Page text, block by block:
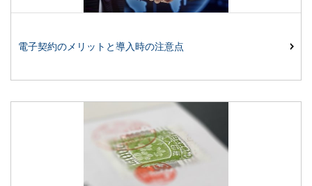
電子契約のメリットと導入時の注意点